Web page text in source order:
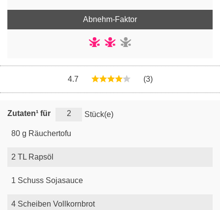
Abnehm-Faktor
4.7 (3)
Zutaten¹ für Stück(e)
80 g Räuchertofu
2 TL Rapsöl
1 Schuss Sojasauce
4 Scheiben Vollkornbrot